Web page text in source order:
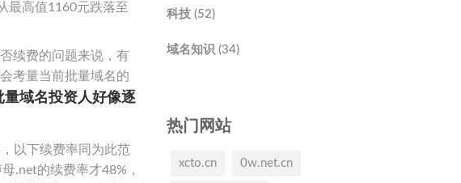
最高值1160元跌落至
续费的问题来说，有
考量当前批量域名的
域名投资人好像逐
以下续费率同为此范
.net的续费率才48%，
科技 (52)
域名知识 (34)
热门网站
xcto.cn 0w.net.cn